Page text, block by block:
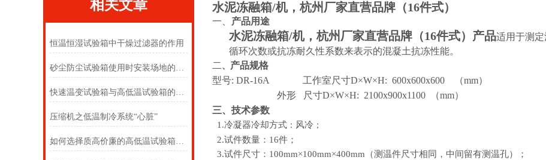
相关文章
恒温恒湿试验箱中干燥过滤器的作用
砂尘防尘试验箱使用时安装场地的要求
快速温变试验箱与高低温试验箱的区别？
压缩机之低温制冷系统“心脏”
如何选择质高价廉的高低温试验箱之压缩机组识别方法
水泥冻融箱/机，杭州厂家直营品牌 （16件式）
一、 产品用途
水泥冻融箱/机，杭州厂家直营品牌 （16件式）产品适用于测
循环次数或抗冻耐久性系数来表示的混凝土抗冻性能。
二 、 产品规格
型号: DR-16A 工作室尺寸D×W×H: 600x600x600 （mm）
外形
尺寸D×W×H: 2100x900x1100 （mm）
三、技术参数
1.冷凝器冷却方式 ： 风冷 ；
2.试件数量：16件；
3.试件尺寸：100mm×100mm×400mm （测温件尺寸相同，中间留有测温孔）
；